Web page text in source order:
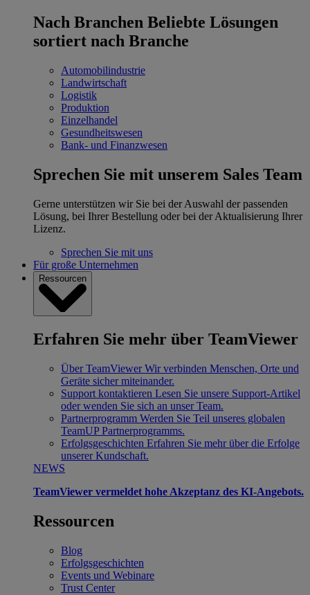
Nach Branchen Beliebte Lösungen
sortiert nach Branche
Automobilindustrie
Landwirtschaft
Logistik
Produktion
Einzelhandel
Gesundheitswesen
Bank- und Finanzwesen
Sprechen Sie mit unserem Sales Team
Gerne unterstützen wir Sie bei der Auswahl der passenden
Lösung, bei Ihrer Bestellung oder bei der Aktualisierung Ihrer
Lizenz.
Sprechen Sie mit uns
Für große Unternehmen
Ressourcen
Erfahren Sie mehr über TeamViewer
Über TeamViewer Wir verbinden Menschen, Orte und
Geräte sicher miteinander.
Support kontaktieren Lesen Sie unsere Support-Artikel
oder wenden Sie sich an unser Team.
Partnerprogramm Werden Sie Teil unseres globalen
TeamUP Partnerprogramms.
Erfolgsgeschichten Erfahren Sie mehr über die Erfolge
unserer Kundschaft.
NEWS
TeamViewer vermeldet hohe Akzeptanz des KI-Angebots.
Ressourcen
Blog
Erfolgsgeschichten
Events und Webinare
Trust Center